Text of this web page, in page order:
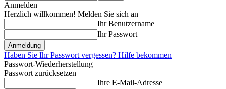
Anmelden
Herzlich willkommen! Melden Sie sich an
Ihr Benutzername
Ihr Passwort
Haben Sie Ihr Passwort vergessen? Hilfe bekommen
Passwort-Wiederherstellung
Passwort zurücksetzen
Ihre E-Mail-Adresse